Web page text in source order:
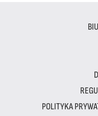
POLITYKA